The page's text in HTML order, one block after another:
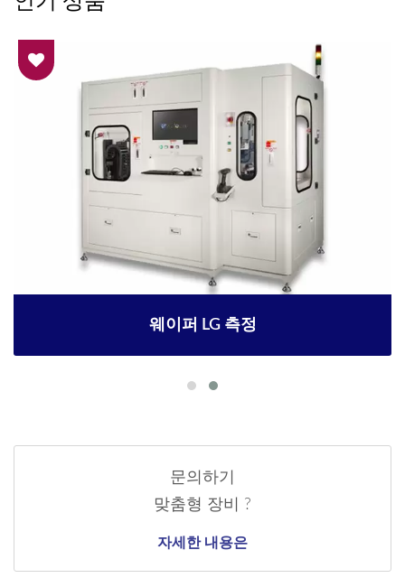
웨이퍼 LG 측정
문의하기
맞춤형 장비 ?
자세한 내용은